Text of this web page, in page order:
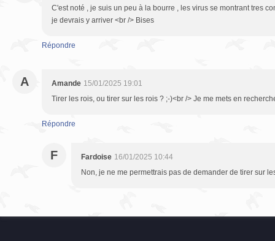
C'est noté , je suis un peu à la bourre , les virus se montrant tres
je devrais y arriver <br /> Bises
Répondre
A Amande 15/01/2025 19:01
Tirer les rois, ou tirer sur les rois ? ;-)<br /> Je me mets en
Répondre
F Fardoise 16/01/2025 10:44
Non, je ne me permettrais pas de demander de tirer sur